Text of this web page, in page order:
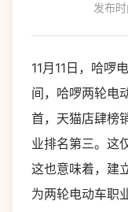
发布
11月11日，哈啰
间，哈啰两轮电
首，天猫店肆榜
业排名第三。这
这也意味着，建
为两轮电动车职